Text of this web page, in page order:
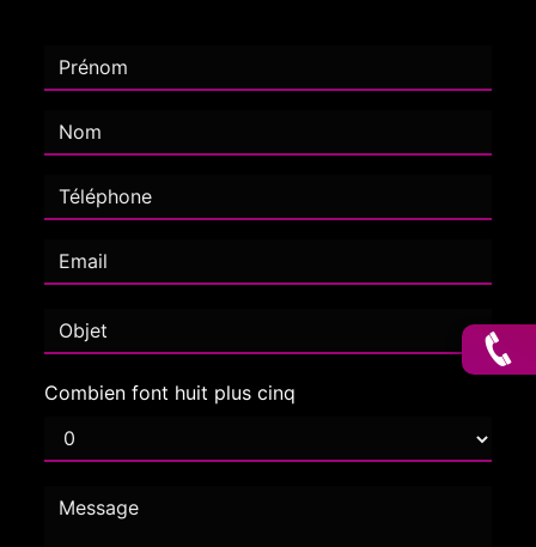
Combien font huit plus cinq